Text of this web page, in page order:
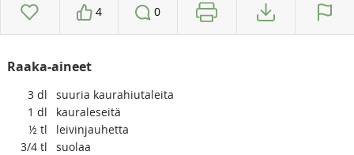
4 0
Raaka-aineet
3 dl
suuria kaurahiutaleita
1 dl
kauraleseitä
½ tl
leivinjauhetta
3/4 tl
suolaa